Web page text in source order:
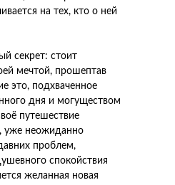
на тех, кто о ней
секрет: стоит
мечтой, прошептав
это, подхваченное
дня и могуществом
путешествие
уже неожиданно
проблем,
спокойствия
желанная новая